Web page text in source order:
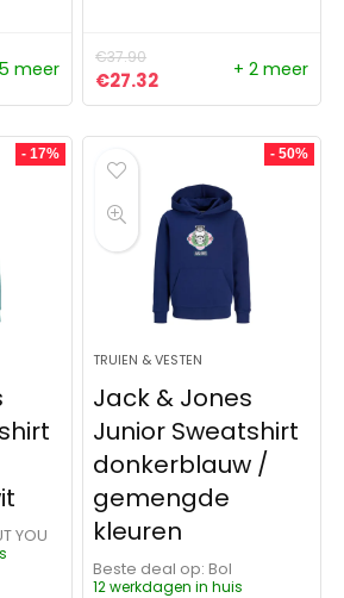
was: €26.95.
is: €16.45.
meer
€37.90
Oorspronkelijke prijs was:
€27.32Huidige prijs is:
+ 2 meer
- 17%
YOU
- 50%
TRUIEN & VESTEN
Jack & Jones
Junior Sweatshirt
donkerblauw /
gemengde
kleuren
Beste deal op:
Bol
12 werkdagen in huis